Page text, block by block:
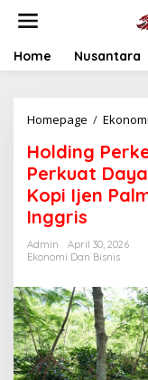
t
Home Nusantara
Homepage /
Holding
Perkuat
Kopi Ijen
Inggris
Admin
April 30, 2026
Ekonomi Dan Bisnis